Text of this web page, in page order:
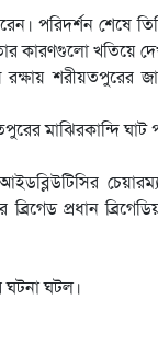
পরিদর্শন শেষে
কারণগুলো খতিয়ে
শরীয়তপুরের
মাঝিরকান্দি ঘাট
প্রধান
ঘটনা ঘটল।